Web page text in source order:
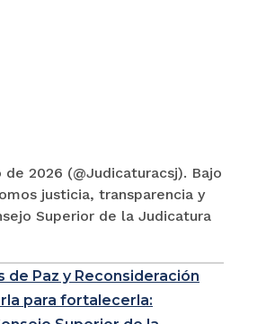
2026 (@Judicaturacsj). Bajo
justicia, transparencia y
Superior de la Judicatura
de Paz y Reconsideración
para fortalecerla: